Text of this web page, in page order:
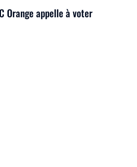
Orange appelle à voter